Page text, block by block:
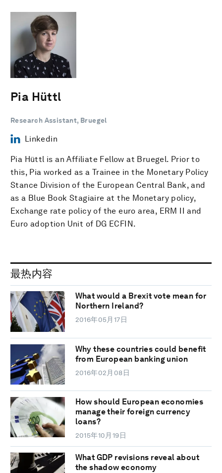
Pia Hüttl
Research Assistant, Bruegel
Linkedin
Pia Hüttl is an Affiliate Fellow at Bruegel. Prior to
this, Pia worked as a Trainee in the Monetary Policy
Stance Division of the European Central Bank, and
as a Blue Book Stagiaire at the Monetary policy,
Exchange rate policy of the euro area, ERM II and
Euro adoption Unit of DG ECFIN.
最热内容
What would a Brexit vote mean for
Northern Ireland?
2016年05月17日
Why these countries could benefit
from European banking union
2016年02月08日
How should European economies
manage their foreign currency
loans?
2015年10月19日
What GDP revisions reveal about
the shadow economy